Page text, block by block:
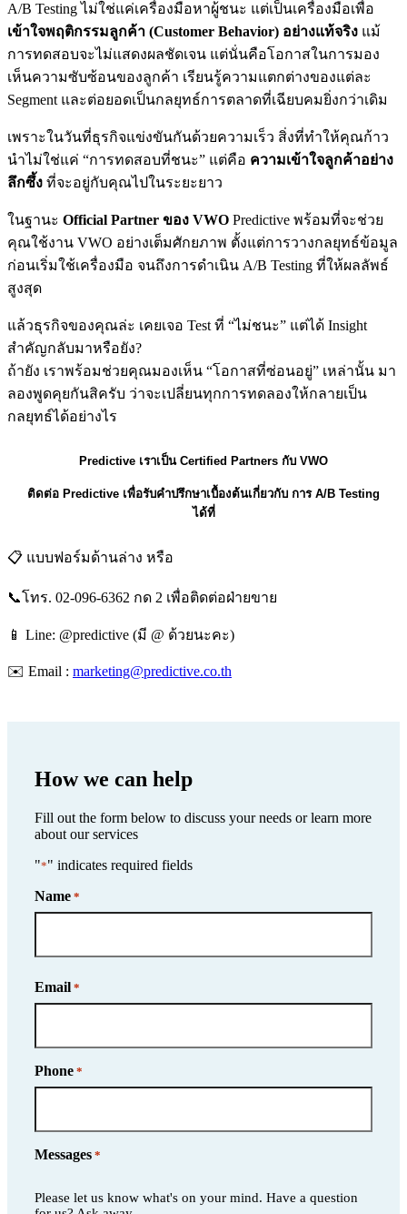
A/B Testing ไม่ใช่แค่เครื่องมือหาผู้ชนะ แต่เป็นเครื่องมือเพื่อ
เข้าใจพฤติกรรมลูกค้า (Customer Behavior) อย่างแท้จริง แม้
การทดสอบจะไม่แสดงผลชัดเจน แต่นั่นคือโอกาสในการมอง
เห็นความซับซ้อนของลูกค้า เรียนรู้ความแตกต่างของแต่ละ
Segment และต่อยอดเป็นกลยุทธ์การตลาดที่เฉียบคมยิ่งกว่าเดิม
เพราะในวันที่ธุรกิจแข่งขันกันด้วยความเร็ว สิ่งที่ทำให้คุณก้าว
นำไม่ใช่แค่ “การทดสอบที่ชนะ” แต่คือ ความเข้าใจลูกค้าอย่าง
ลึกซึ้ง ที่จะอยู่กับคุณไปในระยะยาว
ในฐานะ Official Partner ของ VWO Predictive พร้อมที่จะช่วย
คุณใช้งาน VWO อย่างเต็มศักยภาพ ตั้งแต่การวางกลยุทธ์ข้อมูล
ก่อนเริ่มใช้เครื่องมือ จนถึงการดำเนิน A/B Testing ที่ให้ผลลัพธ์
สูงสุด
แล้วธุรกิจของคุณล่ะ เคยเจอ Test ที่ “ไม่ชนะ” แต่ได้ Insight
สำคัญกลับมาหรือยัง?
ถ้ายัง เราพร้อมช่วยคุณมองเห็น “โอกาสที่ซ่อนอยู่” เหล่านั้น มา
ลองพูดคุยกันสิครับ ว่าจะเปลี่ยนทุกการทดลองให้กลายเป็น
กลยุทธ์ได้อย่างไร
Predictive เราเป็น Certified Partners กับ VWO
ติดต่อ Predictive เพื่อรับคำปรึกษาเบื้องต้นเกี่ยวกับ การ A/B Testing
ได้ที่
📋 แบบฟอร์มด้านล่าง หรือ
📞โทร. 02-096-6362 กด 2 เพื่อติดต่อฝ่ายขาย
📱 Line: @predictive (มี @ ด้วยนะคะ)
✉️ Email : marketing@predictive.co.th
How we can help
Fill out the form below to discuss your needs or learn more
about our services
"*" indicates required fields
Name *
Email *
Phone *
Messages *
Please let us know what's on your mind. Have a question